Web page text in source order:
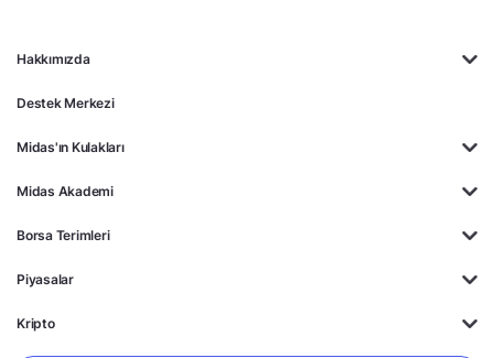
Hakkımızda
Destek Merkezi
Midas'ın Kulakları
Midas Akademi
Borsa Terimleri
Piyasalar
Kripto